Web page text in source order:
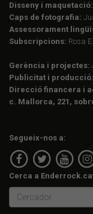
Disseny i maquetació:
Caps de fotografia:
Assessorament
Subscripcions: Rosa
Gerència i projectes:
Publicitat i producció:
Direcció financera i
c. Mallorca, 221,
Segueix-nos a:
Cerca a